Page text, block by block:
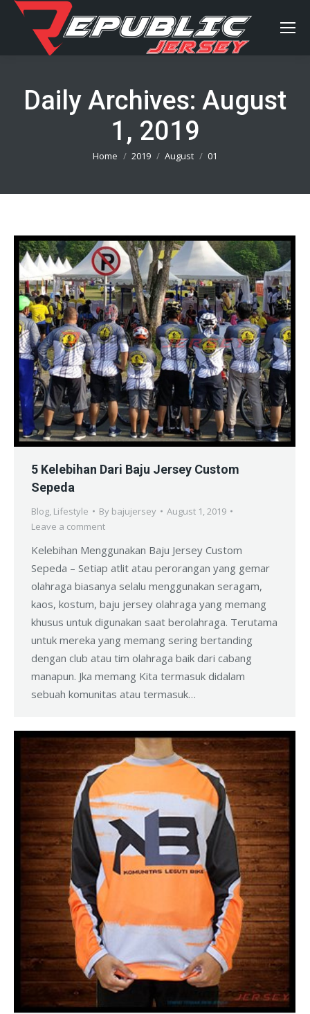
Daily Archives: August
1, 2019
You are here:
Home 2019 August 01
5 Kelebihan Dari Baju Jersey Custom
Sepeda
Blog, Lifestyle By bajujersey
August 1, 2019
Leave a comment
Kelebihan Menggunakan Baju Jersey Custom
Sepeda – Setiap atlit atau perorangan yang gemar
olahraga biasanya selalu menggunakan seragam,
kaos, kostum, baju jersey olahraga yang memang
khusus untuk digunakan saat berolahraga. Terutama
untuk mereka yang memang sering bertanding
dengan club atau tim olahraga baik dari cabang
manapun. Jka memang Kita termasuk didalam
sebuah komunitas atau termasuk…